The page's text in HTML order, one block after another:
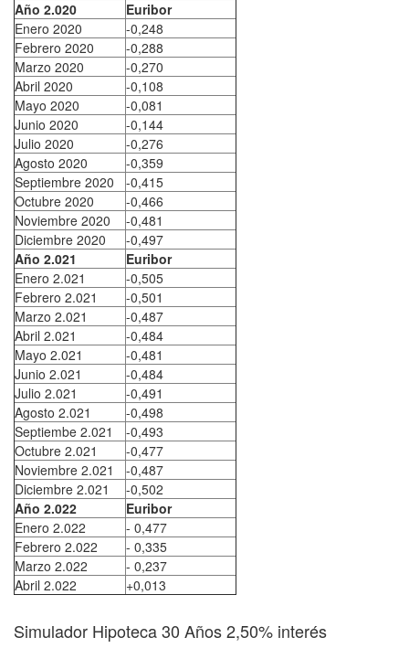
Año 2.020
Euribor
Enero 2020
-0,248
Febrero 2020
-0,288
Marzo 2020
-0,270
Abril 2020
-0,108
Mayo 2020
-0,081
Junio 2020
-0,144
Julio 2020
-0,276
Agosto 2020
-0,359
Septiembre 2020
-0,415
Octubre 2020
-0,466
Noviembre 2020
-0,481
Diciembre 2020
-0,497
Año 2.021
Euribor
Enero 2.021
-0,505
Febrero 2.021
-0,501
Marzo 2.021
-0,487
Abril 2.021
-0,484
Mayo 2.021
-0,481
Junio 2.021
-0,484
Julio 2.021
-0,491
Agosto 2.021
-0,498
Septiembe 2.021
-0,493
Octubre 2.021
-0,477
Noviembre 2.021
-0,487
Diciembre 2.021
-0,502
Año 2.022
Euribor
Enero 2.022
- 0,477
Febrero 2.022
- 0,335
Marzo 2.022
- 0,237
Abril 2.022
+0,013
Simulador Hipoteca 30 Años 2,50% interés